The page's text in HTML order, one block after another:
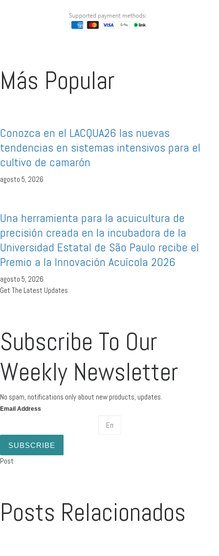
Más Popular
Conozca en el LACQUA26 las nuevas
tendencias en sistemas intensivos para el
cultivo de camarón
agosto 5, 2026
Una herramienta para la acuicultura de
precisión creada en la incubadora de la
Universidad Estatal de São Paulo recibe el
Premio a la Innovación Acuícola 2026
agosto 5, 2026
Get The Latest Updates
Subscribe To Our
Weekly Newsletter
No spam, notifications only about new products, updates.
Email Address
SUBSCRIBE
Post
Posts Relacionados